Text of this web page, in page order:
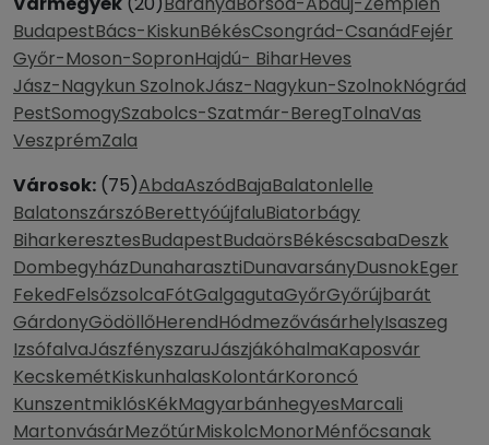
BudapestBács-KiskunBékésCsongrád-CsanádFejér
Győr-Moson-SopronHajdú- BiharHeves
Jász-Nagykun SzolnokJász-Nagykun-SzolnokNógrád
PestSomogySzabolcs-Szatmár-BeregTolnaVas
VeszprémZala
Városok: (75)AbdaAszódBajaBalatonlelle
BalatonszárszóBerettyóújfaluBiatorbágy
BiharkeresztesBudapestBudaörsBékéscsabaDeszk
DombegyházDunaharasztiDunavarsányDusnokEger
FekedFelsőzsolcaFótGalgagutaGyőrGyőrújbarát
GárdonyGödöllőHerendHódmezővásárhelyIsaszeg
IzsófalvaJászfényszaruJászjákóhalmaKaposvár
KecskemétKiskunhalasKolontárKoroncó
KunszentmiklósKékMagyarbánhegyesMarcali
MartonvásárMezőtúrMiskolcMonorMénfőcsanak